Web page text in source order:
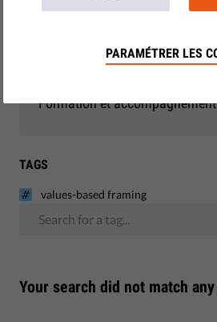
Monitoring - UE
Formation et accompagnement
TAGS
values-based framing
Search for a tag...
Your search did not match
PARAMÉTRER LES